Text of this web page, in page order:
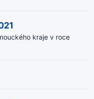
kraje v roce